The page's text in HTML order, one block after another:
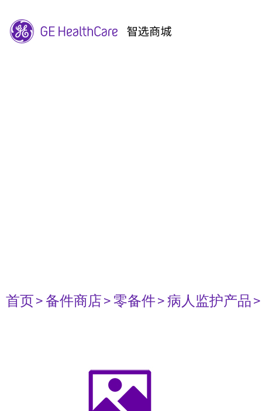
首页> 备件商店> 零备件> 病人监护产品